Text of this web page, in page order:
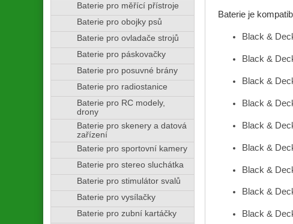
Baterie je
Black &
Black &
Black &
Black &
Black &
Black &
Black &
Black &
Black &
Baterie pro měřící přístroje
Baterie pro obojky psů
Baterie pro ovladače strojů
Baterie pro páskovačky
Baterie pro posuvné brány
Baterie pro radiostanice
Baterie pro RC modely,
drony
Baterie pro skenery a datová
zařízení
Baterie pro sportovní kamery
Baterie pro stereo sluchátka
Baterie pro stimulátor svalů
Baterie pro vysílačky
Baterie pro zubní kartáčky